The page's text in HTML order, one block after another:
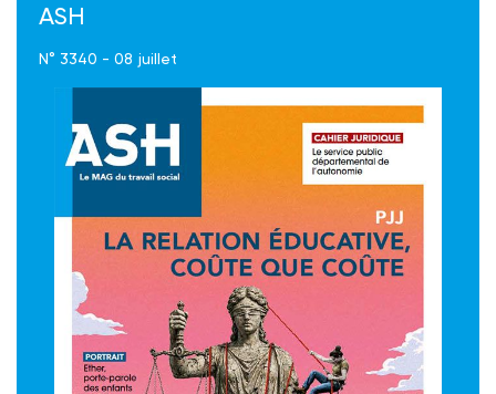
ASH
N° 3340 - 08 juillet